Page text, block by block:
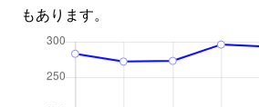
もあります。